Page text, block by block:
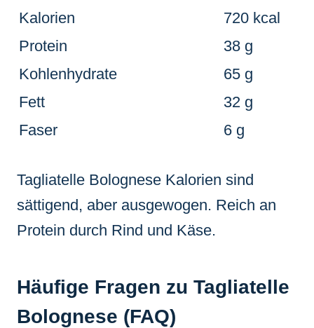
Kalorien
720 kcal
Protein
38 g
Kohlenhydrate
65 g
Fett
32 g
Faser
6 g
Tagliatelle Bolognese Kalorien sind
sättigend, aber ausgewogen. Reich an
Protein durch Rind und Käse.
Häufige Fragen zu Tagliatelle
Bolognese (FAQ)